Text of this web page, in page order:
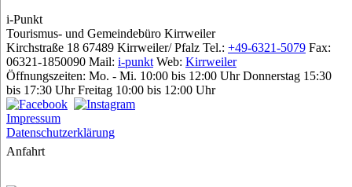
i-Punkt
Tourismus- und Gemeindebüro Kirrweiler
Kirchstraße 18 67489 Kirrweiler/ Pfalz Tel.: +49-6321-5079 Fax:
06321-1850090 Mail: i-punkt Web: Kirrweiler
Öffnungszeiten: Mo. - Mi. 10:00 bis 12:00 Uhr Donnerstag 15:30
bis 17:30 Uhr Freitag 10:00 bis 12:00 Uhr
Impressum
Datenschutzerklärung
Anfahrt